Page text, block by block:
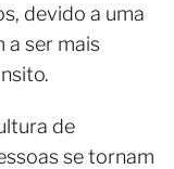
devido a uma
a ser mais
de
se tornam